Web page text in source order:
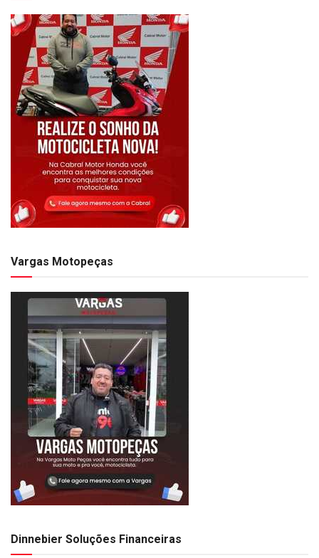
Vargas Motopeças
Dinnebier Soluções Financeiras